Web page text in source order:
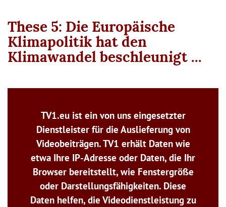
These 5: Die Europäische
Klimapolitik hat den
Klimawandel beschleunigt ...
TV1.eu ist ein von uns eingesetzter
Dienstleister für die Auslieferung von
Videobeiträgen. TV1 erhält Daten wie
etwa Ihre IP-Adresse oder Daten, die Ihr
Browser bereitstellt, wie Fenstergröße
oder Darstellungsfähigkeiten. Diese
Daten helfen, die Videodienstleistung zu